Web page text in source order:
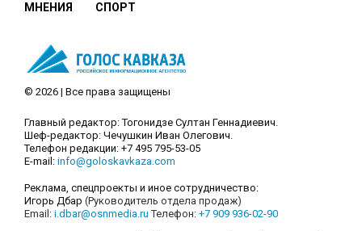
МНЕНИЯ СПОРТ
© 2026 | Все права защищены
Главный редактор: Тогонидзе Султан Геннадиевич.
Шеф-редактор: Чечушкин Иван Олегович.
Телефон редакции: +7 495 795-53-05
E-mail: info@goloskavkaza.com
Реклама, спецпроекты и иное сотрудничество:
Игорь Дбар (Руководитель отдела продаж)
Email: i.dbar@osnmedia.ru Телефон: +7 909 936-02-90